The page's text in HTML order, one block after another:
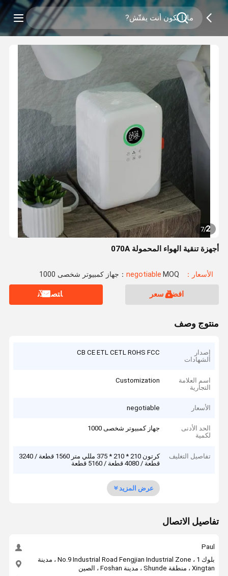
2
/
7
أجهزة تنقية الهواء المحمولة 070A
الأسعار：negotiable MOQ：جهاز كمبيوتر شخصى 1000
افضل سعر ﺎﺘﺼﻟ ﺍﻶﻧ
منتوج وصف
إصدار
الشهادات
CB CE ETL CETL ROHS FCC
اسم العلامة
التجارية
Customization
الأسعار negotiable
الحد الأدنى
لكمية
جهاز كمبيوتر شخصى 1000
تفاصيل التغليف
كرتون 210 * 210 * 375 مللي متر 1560 قطعة / 3240
قطعة / 4080 قطعة / 5160 قطعة
عرض المزيد
تفاصيل الاتصال
Paul
بلوك 1 ، No.9 Industrial Road Fengjian Industrial Zone ، مدينة
Xingtan ، منطقة Shunde ، مدينة Foshan ، الصين